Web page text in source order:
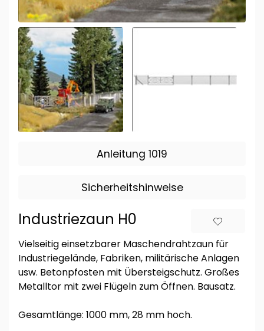
Anleitung 1019
Sicherheitshinweise
Industriezaun H0
Vielseitig einsetzbarer Maschendrahtzaun für
Industriegelände, Fabriken, militärische Anlagen
usw. Betonpfosten mit Übersteigschutz. Großes
Metalltor mit zwei Flügeln zum Öffnen. Bausatz.
Gesamtlänge: 1000 mm, 28 mm hoch.